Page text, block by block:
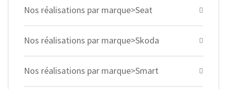
Nos réalisations par marque>Seat
Nos réalisations par marque>Skoda
Nos réalisations par marque>Smart